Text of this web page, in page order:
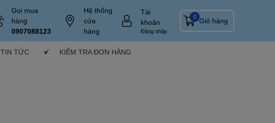
Gọi mua
hàng
0907088123
Hệ thống
cửa
hàng
Tài
khoản
Đăng nhập
Giỏ hàng
0
TIN TỨC KIỂM TRA ĐƠN HÀNG